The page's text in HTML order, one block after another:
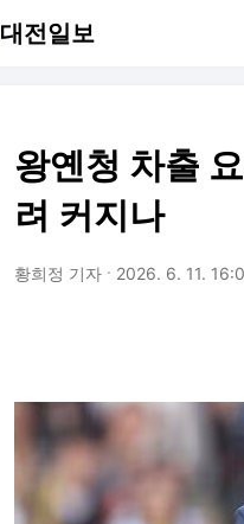
대전일보
왕옌청 차출
려 커지나
황희정 기자 2026. 6. 11.